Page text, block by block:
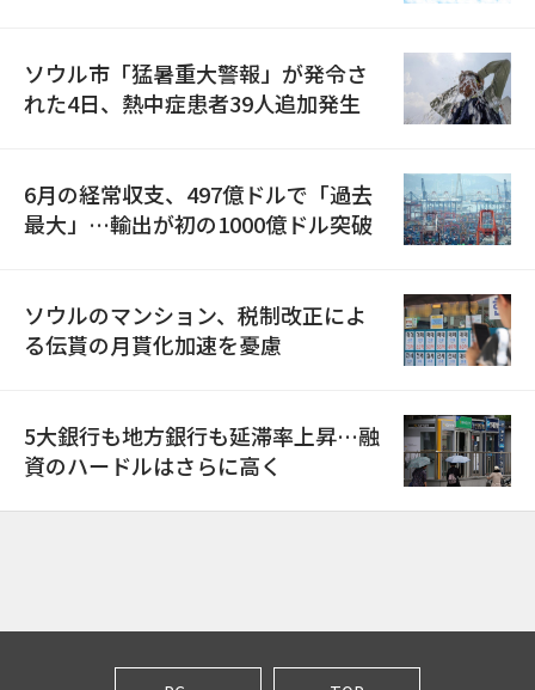
ソウル市「猛暑重大警報」が発令さ
れた4日、熱中症患者39人追加発生
6月の経常収支、497億ドルで「過去
最大」…輸出が初の1000億ドル突破
ソウルのマンション、税制改正によ
る伝貰の月貰化加速を憂慮
5大銀行も地方銀行も延滞率上昇…融
資のハードルはさらに高く